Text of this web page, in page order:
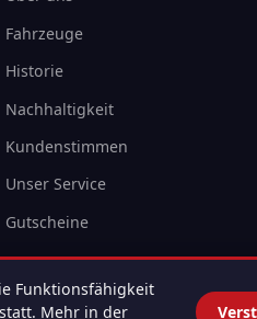
Fahrzeuge
Historie
Nachhaltigkeit
Kundenstimmen
Unser Service
Gutscheine
Funktionsfähigkeit
Mehr in der